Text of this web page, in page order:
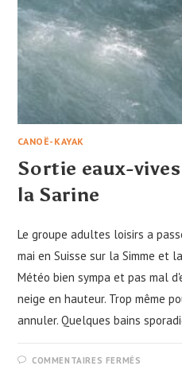
CANOË-KAYAK
Sortie eaux-
la Sarine
Le groupe adultes loisirs a
mai en Suisse sur la Simme et
Météo bien sympa et pas mal
neige en hauteur. Trop même
annuler. Quelques bains
COMMENTAIRES FERMÉS